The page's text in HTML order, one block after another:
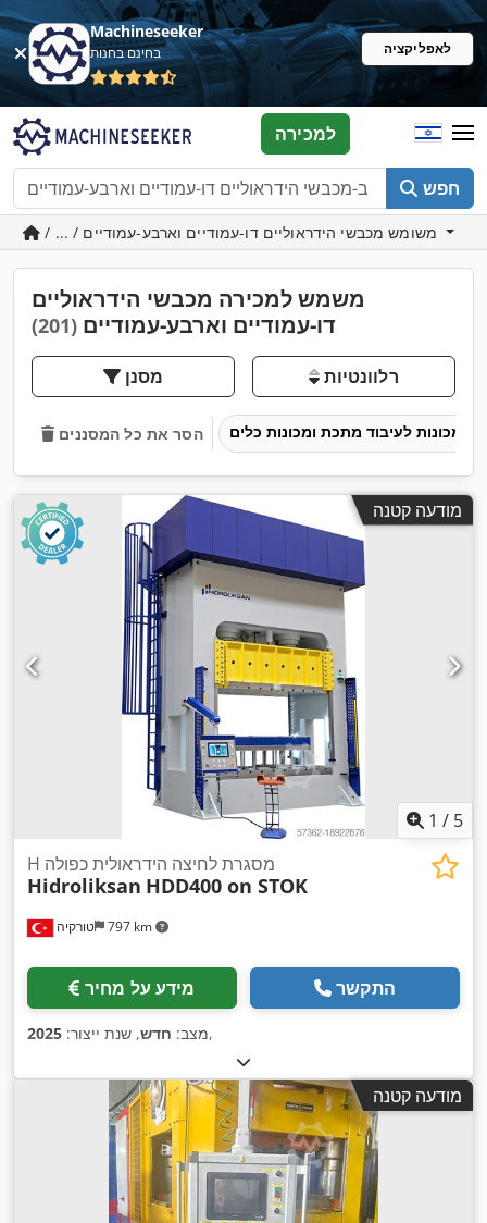
Machineseeker
בחינם בחנות לאפליקציה
חפש
למכירה
משמש למכירה מכבשי הידראוליים
דו-עמודיים וארבע-עמודיים (201)
מסנן רלוונטיות
הסר את כל המסננים
מודעה קטנה
1 / 5
טורקיה 797 km
H מסגרת לחיצה הידראולית כפולה
Hidroliksan HDD400 on STOK
מידע על מחיר התקשר
מצב: חדש, שנת ייצור: 2025 ,
מודעה קטנה